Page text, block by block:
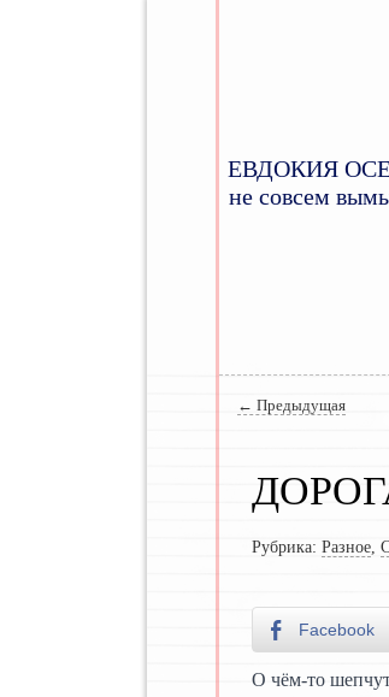
ЕВДОКИЯ
не совсем
Навигация по
← Предыдущая
Рубрика: Разное,
Facebook
О чём-то